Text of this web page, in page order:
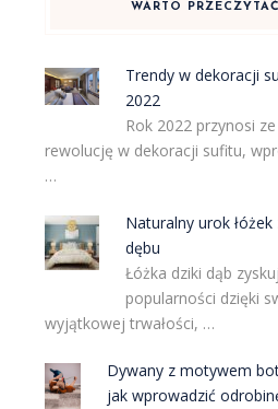
WARTO PRZECZYTAĆ
Trendy w dekoracji
2022
Rok 2022 przynosi
rewolucję w dekoracji sufitu,
…
Naturalny urok łóżek
dębu
Łóżka dziki dąb
popularności dzięki
wyjątkowej trwałości, …
Dywany z motywem
jak wprowadzić